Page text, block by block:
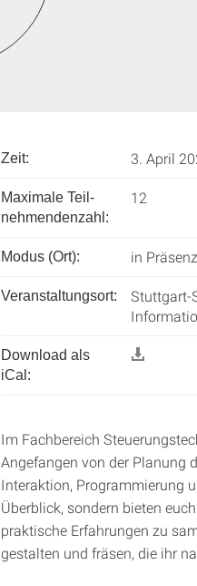
Zeit: 3. April
Maximale Teil­
nehmenden­zahl:
12
Modus (Ort): in Präsenz
Veranstaltungsort:
Stuttgart-
Download als
iCal:
Im Fachbereich
Angefangen von der Planung
Interaktion, Programmierung
Überblick, sondern bieten
praktische Erfahrungen zu
gestalten und fräsen, die ihr